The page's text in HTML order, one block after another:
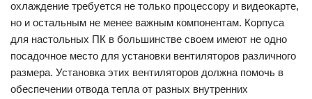
охлаждение требуется не только процессору и видеокарте,
но и остальным не менее важным компонентам. Корпуса
для настольных ПК в большинстве своем имеют не одно
посадочное место для установки вентиляторов различного
размера. Установка этих вентиляторов должна помочь в
обеспечении отвода тепла от разных внутренних